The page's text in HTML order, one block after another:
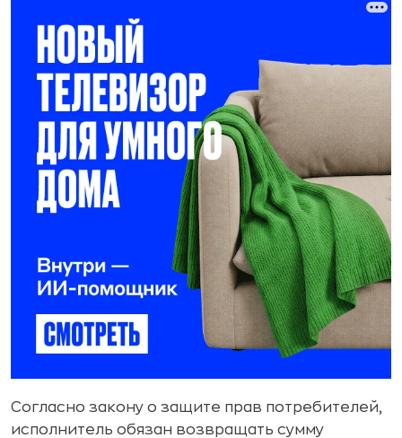
Согласно закону о защите прав потребителей,
исполнитель обязан возвращать сумму